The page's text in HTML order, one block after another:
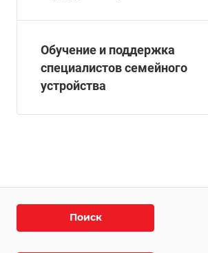
Обучение и поддержка
специалистов семейного
устройства
Поиск